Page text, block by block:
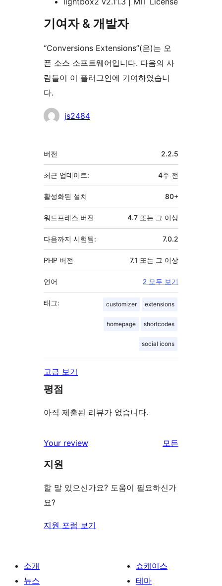
기여자 & 개발자
“Conversions Extensions”(은)는 오
픈 소스 소프트웨어입니다. 다음의 사
람들이 이 플러그인에 기여하였습니
다.
기
js2484
기
초
버전 2.2.5
최근 업데이트: 4주 전
활성화된 설치 80+
워드프레스 버전 4.7 또는 그 이상
다음까지 시험됨: 7.0.2
PHP 버전 7.1 또는 그 이상
언어 2 모두 보기
태그: customizer extensions
homepage shortcodes
social icons
고급 보기
평점
아직 제출된 리뷰가 없습니다.
Your review 모든
지원
할 말 있으신가요? 도움이 필요하신가
요?
지원 포럼 보기
소개
뉴스
쇼케이스
테마